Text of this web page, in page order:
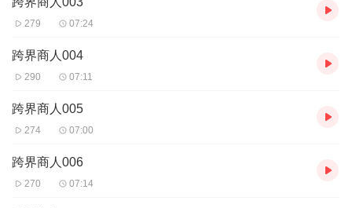
279 07:24
跨界商人004
290 07:11
跨界商人005
274 07:00
跨界商人006
270 07:14